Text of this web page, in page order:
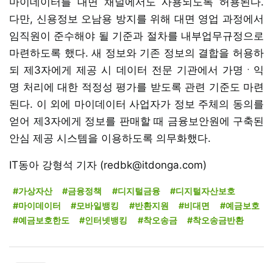
다만, 신용정보 오남용 방지를 위해 대면 영업 과정에서
임직원이 준수해야 될 기준과 절차를 내부업무규정으로
마련하도록 했다. 새 정보와 기존 정보의 결합을 허용하
되 제3자에게 제공 시 데이터 전문 기관에서 가명ㆍ익
명 처리에 대한 적정성 평가를 받도록 관련 기준도 마련
된다. 이 외에 마이데이터 사업자가 정보 주체의 동의를
얻어 제3자에게 정보를 판매할 때 금융보안원에 구축된
안심 제공 시스템을 이용하도록 의무화했다.
IT동아 강형석 기자 (redbk@itdonga.com)
#가상자산 #금융정책 #디지털금융
#디지털자산보호
#마이데이터
#모바일뱅킹 #반환지원 #비대면
#예금보호
#예금보호한도
#인터넷뱅킹 #착오송금 #착오송금반환